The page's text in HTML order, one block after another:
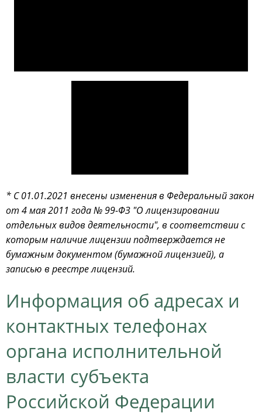
* С 01.01.2021 внесены изменения в Федеральный закон
от 4 мая 2011 года № 99-ФЗ "О лицензировании
отдельных видов деятельности", в соответствии с
которым наличие лицензии подтверждается не
бумажным документом (бумажной лицензией), а
записью в реестре лицензий.
Информация об адресах и
контактных телефонах
органа исполнительной
власти субъекта
Российской Федерации